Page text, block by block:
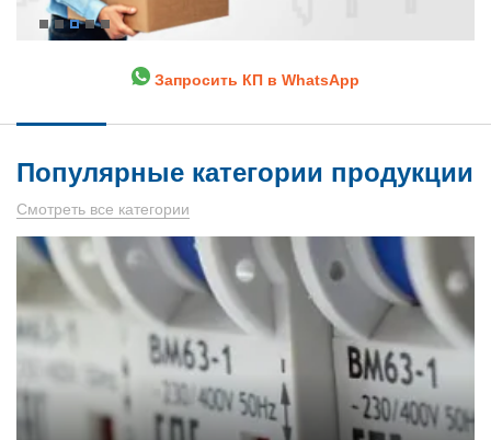
Запросить КП в WhatsApp
Популярные категории продукции
Смотреть все категории